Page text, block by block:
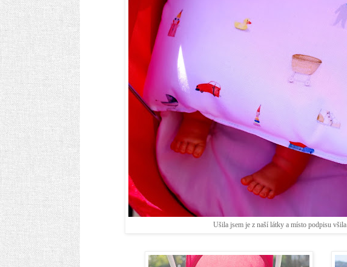
Ušila jsem je z naší látky a místo podpisu všila